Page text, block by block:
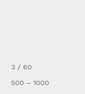
3 / 60
500 – 1000